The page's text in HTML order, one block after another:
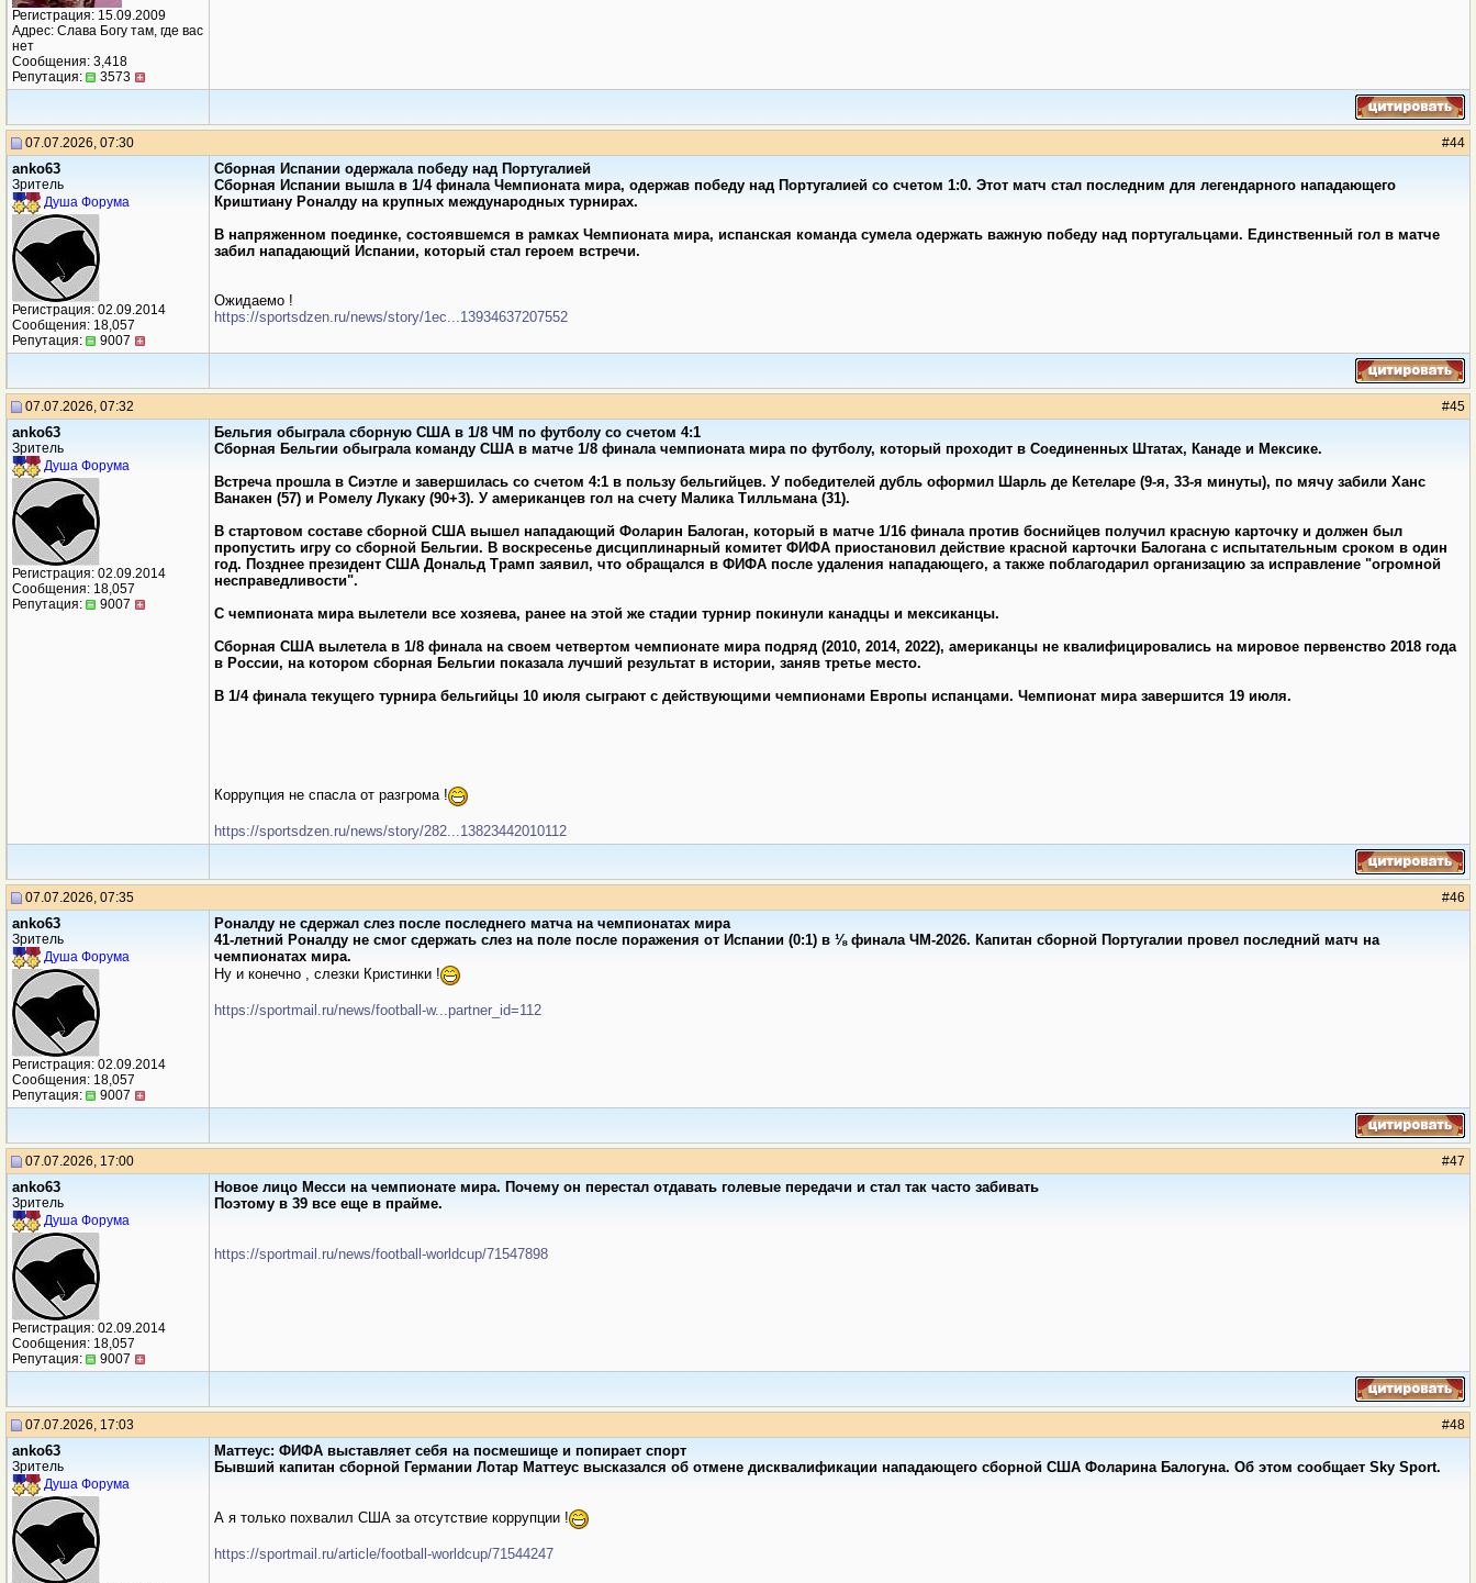
Регистрация: 15.09.2009
Адрес: Слава Богу там, где вас
нет
Сообщения: 3,418
Репутация:
3573
07.07.2026, 07:30 #44
anko63
Зритель
Душа Форума
Регистрация: 02.09.2014
Сообщения: 18,057
Репутация:
9007
Сборная Испании одержала победу над Португалией
Сборная Испании вышла в 1/4 финала Чемпионата мира, одержав победу над Португалией со счетом 1:0. Этот матч стал последним для легендарного нападающего
Криштиану Роналду на крупных международных турнирах.
В напряженном поединке, состоявшемся в рамках Чемпионата мира, испанская команда сумела одержать важную победу над португальцами. Единственный гол в матче
забил нападающий Испании, который стал героем встречи.
Ожидаемо !
https://sportsdzen.ru/news/story/1ec...13934637207552
07.07.2026, 07:32 #45
anko63
Зритель
Душа Форума
Регистрация: 02.09.2014
Сообщения: 18,057
Репутация:
9007
Бельгия обыграла сборную США в 1/8 ЧМ по футболу со счетом 4:1
Сборная Бельгии обыграла команду США в матче 1/8 финала чемпионата мира по футболу, который проходит в Соединенных Штатах, Канаде и Мексике.
Встреча прошла в Сиэтле и завершилась со счетом 4:1 в пользу бельгийцев. У победителей дубль оформил Шарль де Кетеларе (9-я, 33-я минуты), по мячу забили Ханс
Ванакен (57) и Ромелу Лукаку (90+3). У американцев гол на счету Малика Тилльмана (31).
В стартовом составе сборной США вышел нападающий Фоларин Балоган, который в матче 1/16 финала против боснийцев получил красную карточку и должен был
пропустить игру со сборной Бельгии. В воскресенье дисциплинарный комитет ФИФА приостановил действие красной карточки Балогана с испытательным сроком в один
год. Позднее президент США Дональд Трамп заявил, что обращался в ФИФА после удаления нападающего, а также поблагодарил организацию за исправление "огромной
несправедливости".
С чемпионата мира вылетели все хозяева, ранее на этой же стадии турнир покинули канадцы и мексиканцы.
Сборная США вылетела в 1/8 финала на своем четвертом чемпионате мира подряд (2010, 2014, 2022), американцы не квалифицировались на мировое первенство 2018 года
в России, на котором сборная Бельгии показала лучший результат в истории, заняв третье место.
В 1/4 финала текущего турнира бельгийцы 10 июля сыграют с действующими чемпионами Европы испанцами. Чемпионат мира завершится 19 июля.
Коррупция не спасла от разгрома !
https://sportsdzen.ru/news/story/282...13823442010112
07.07.2026, 07:35 #46
anko63
Зритель
Душа Форума
Регистрация: 02.09.2014
Сообщения: 18,057
Репутация:
9007
Роналду не сдержал слез после последнего матча на чемпионатах мира
41-летний Роналду не смог сдержать слез на поле после поражения от Испании (0:1) в ⅛ финала ЧМ-2026. Капитан сборной Португалии провел последний матч на
чемпионатах мира.
Ну и конечно , слезки Кристинки !
https://sportmail.ru/news/football-w...partner_id=112
07.07.2026, 17:00 #47
anko63
Зритель
Душа Форума
Регистрация: 02.09.2014
Сообщения: 18,057
Репутация:
9007
Новое лицо Месси на чемпионате мира. Почему он перестал отдавать голевые передачи и стал так часто забивать
Поэтому в 39 все еще в прайме.
https://sportmail.ru/news/football-worldcup/71547898
07.07.2026, 17:03 #48
anko63
Зритель
Душа Форума
Маттеус: ФИФА выставляет себя на посмешище и попирает спорт
Бывший капитан сборной Германии Лотар Маттеус высказался об отмене дисквалификации нападающего сборной США Фоларина Балогуна. Об этом сообщает Sky Sport.
А я только похвалил США за отсутствие коррупции !
https://sportmail.ru/article/football-worldcup/71544247